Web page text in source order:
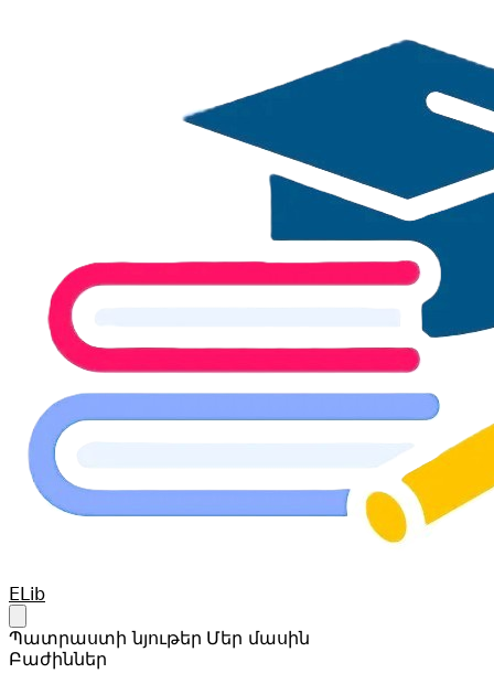
Your Company
ELib
Պատրաստի նյութեր Մեր մասին
Բաժիններ